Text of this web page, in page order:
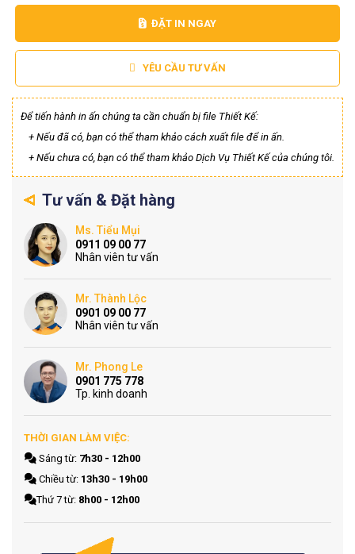
ĐẶT IN NGAY
YÊU CẦU TƯ VẤN
Để tiến hành in ấn chúng ta cần chuẩn bị file Thiết Kế:
+ Nếu đã có, bạn có thể tham khảo cách xuất file để in ấn.
+ Nếu chưa có, bạn có thể tham khảo Dịch Vụ Thiết Kế của chúng tôi.
Tư vấn & Đặt hàng
Ms. Tiểu Mụi
0911 09 00 77
Nhân viên tư vấn
Mr. Thành Lộc
0901 09 00 77
Nhân viên tư vấn
Mr. Phong Le
0901 775 778
Tp. kinh doanh
THỜI GIAN LÀM VIỆC:
Sáng từ: 7h30 - 12h00
Chiều từ: 13h30 - 19h00
Thứ 7 từ: 8h00 - 12h00